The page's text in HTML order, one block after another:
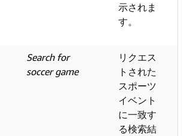
示されま
す。
Search for
soccer game
リクエス
トされた
スポーツ
イベント
に一致す
る検索結